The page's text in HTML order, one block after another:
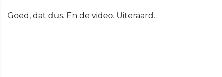
Goed, dat dus. En de video. Uiteraard.